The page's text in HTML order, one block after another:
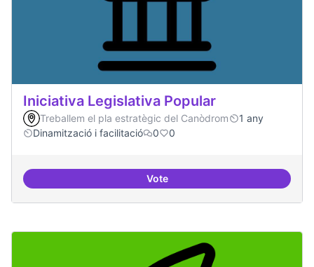
Iniciativa Legislativa Popular
Treballem el pla estratègic del Canòdrom
1 any
Dinamització i facilitació
0 0
VoteIniciativa Legislativa Popular